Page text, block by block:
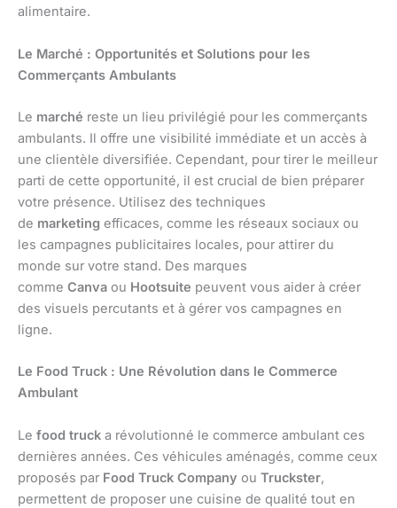
alimentaire.
Le Marché : Opportunités et Solutions pour les
Commerçants Ambulants
Le marché reste un lieu privilégié pour les commerçants
ambulants. Il offre une visibilité immédiate et un accès à
une clientèle diversifiée. Cependant, pour tirer le meilleur
parti de cette opportunité, il est crucial de bien préparer
votre présence. Utilisez des techniques
de marketing efficaces, comme les réseaux sociaux ou
les campagnes publicitaires locales, pour attirer du
monde sur votre stand. Des marques
comme Canva ou Hootsuite peuvent vous aider à créer
des visuels percutants et à gérer vos campagnes en
ligne.
Le Food Truck : Une Révolution dans le Commerce
Ambulant
Le food truck a révolutionné le commerce ambulant ces
dernières années. Ces véhicules aménagés, comme ceux
proposés par Food Truck Company ou Truckster,
permettent de proposer une cuisine de qualité tout en